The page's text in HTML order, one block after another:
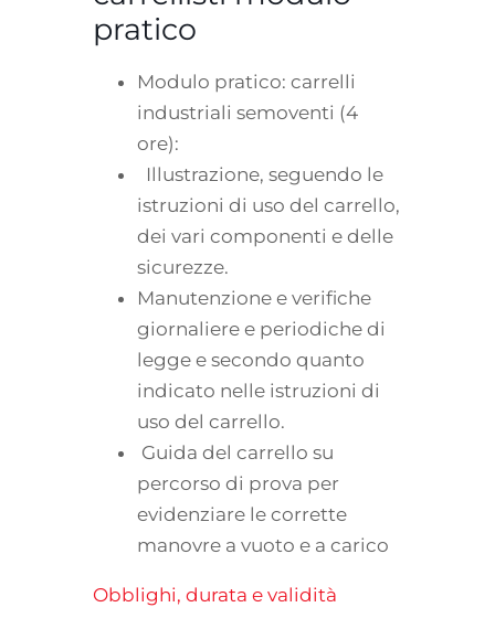
pratico
Modulo pratico: carrelli
industriali semoventi (4
ore):
Illustrazione, seguendo le
istruzioni di uso del carrello,
dei vari componenti e delle
sicurezze.
Manutenzione e verifiche
giornaliere e periodiche di
legge e secondo quanto
indicato nelle istruzioni di
uso del carrello.
Guida del carrello su
percorso di prova per
evidenziare le corrette
manovre a vuoto e a carico
Obblighi, durata e validità